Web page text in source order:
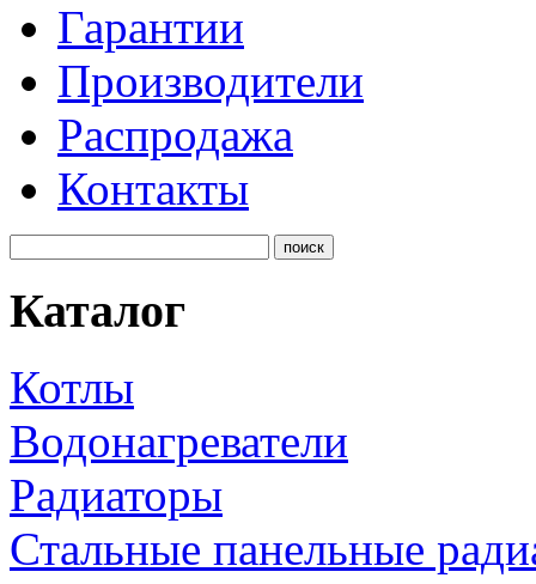
Гарантии
Производители
Распродажа
Контакты
Каталог
Котлы
Водонагреватели
Радиаторы
Стальные панельные